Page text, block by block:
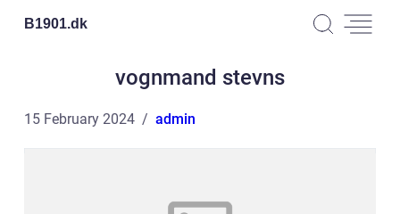
B1901.dk
vognmand stevns
15 February 2024 admin